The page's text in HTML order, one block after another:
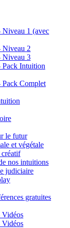
1 (avec
Niveau 2
Niveau 3
Intuition
Complet
le futur
et végétale
nos intuitions
judiciaire
gratuites
Vidéos
Vidéos